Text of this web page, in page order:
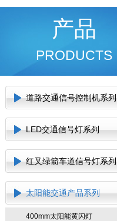
产品
PRODUCTS
道路交通信号控制机系列
LED交通信号灯系列
红叉绿箭车道信号灯系列
太阳能交通产品系列
400mm太阳能黄闪灯